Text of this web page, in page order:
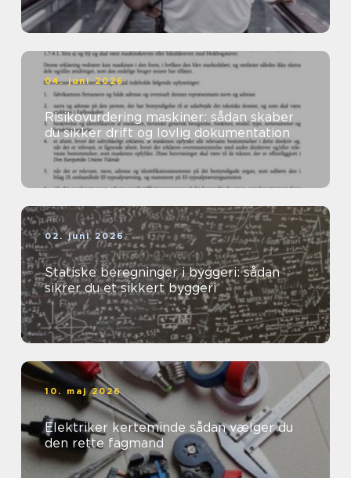
04. juni 2026
Risikovurdering maskiner: sådan skaber
du sikker drift og lovlig dokumentation
02. juni 2026
Statiske beregninger i byggeri: sådan
sikrer du et sikkert byggeri
10. maj 2026
Elektriker kerteminde sådan vælger du
den rette fagmand